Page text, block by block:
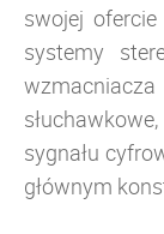
swojej
systemy
sygnału
głównym